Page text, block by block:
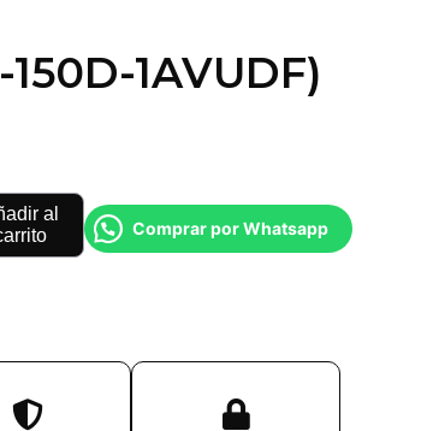
1AVUDF)
al
Comprar por Whatsapp